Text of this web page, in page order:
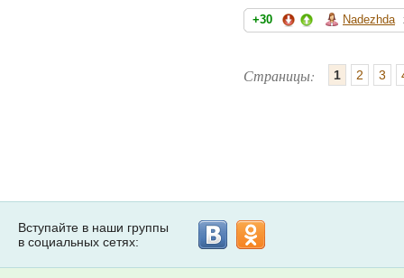
+30 Nadezhda
Страницы: 1 2 3
Вступайте в наши группы
в социальных сетях: